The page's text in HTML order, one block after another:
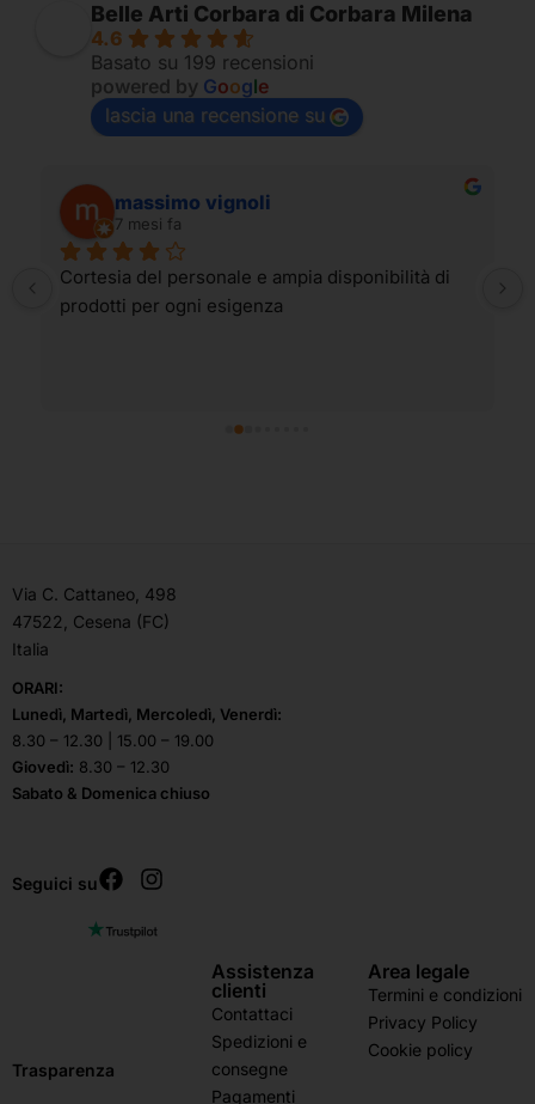
Belle Arti Corbara di Corbara Milena
4.6
Basato su 199 recensioni
powered by Google
lascia una recensione su
massimo vignoli
7 mesi fa
Cortesia del personale e ampia disponibilità di
prodotti per ogni esigenza
Via C. Cattaneo, 498
47522, Cesena (FC)
Italia
ORARI:
Lunedì, Martedì, Mercoledì, Venerdì:
8.30 – 12.30 | 15.00 – 19.00
Giovedì: 8.30 – 12.30
Sabato & Domenica chiuso
Seguici su
Trasparenza
Assistenza
clienti
Contattaci
Spedizioni e
consegne
Pagamenti
Area legale
Termini e condizioni
Privacy Policy
Cookie policy